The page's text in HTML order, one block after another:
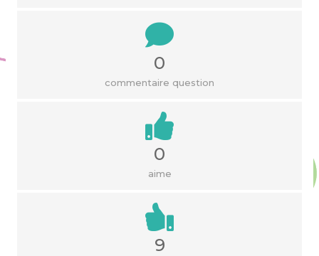
0
commentaire question
0
aime
9